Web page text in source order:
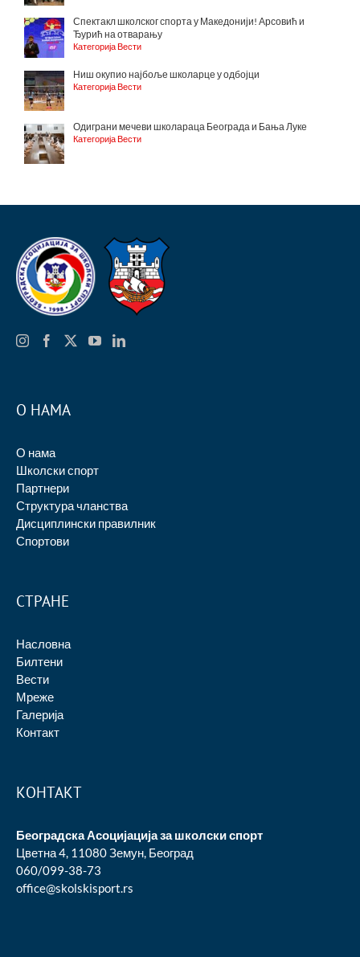
Спектакл школског спорта у Македонији! Арсовић и
Ђурић на отварању
Категорија Вести
Ниш окупио најбоље школарце у одбојци
Категорија Вести
Одиграни мечеви школараца Београда и Бања Луке
Категорија Вести
О НАМА
О нама
Школски спорт
Партнери
Структура чланства
Дисциплински правилник
Спортови
СТРАНЕ
Насловна
Билтени
Вести
Мреже
Галерија
Контакт
КОНТАКТ
Београдска Асоцијација за школски спорт
Цветна 4, 11080 Земун, Београд
060/099-38-73
office@skolskisport.rs